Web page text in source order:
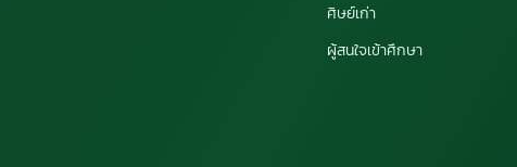
ศิษย์เก่า
ผู้สนใจเข้าศึกษา